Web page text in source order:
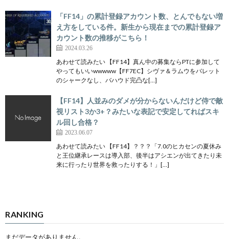
「FF14」の累計登録アカウント数、とんでもない増
え方をしている件。新生から現在までの累計登録ア
カウント数の推移がこちら！
2024.03.26
あわせて読みたい 【FF14】真ん中の募集ならPTに参加して
やってもいいwwwww【FF7EC】シヴァ＆ラムウをバレット
のシャークなし、バハウド完凸な[…]
【FF14】人並みのダメが分からないんだけど侍で敵
視リスト3か3+？みたいな表記で安定してればスキ
ル回し合格？
2023.06.07
あわせて読みたい 【FF14】？？？「7.0のヒカセンの夏休み
と王位継承レースは導入部、後半はアシエンが出てきたり未
来に行ったり世界を救ったりする！」[…]
RANKING
まだデータがありません。